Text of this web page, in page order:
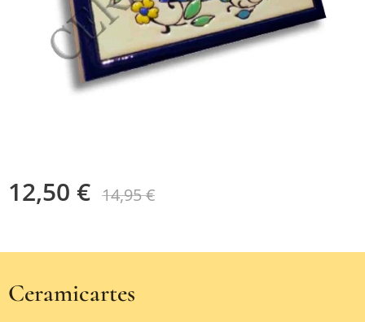
12,50 € 14,95€
Ceramicartes